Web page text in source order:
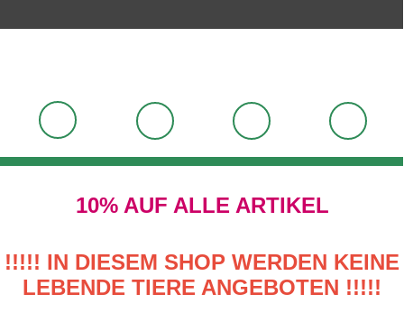
10% AUF ALLE ARTIKEL
!!!!! IN DIESEM SHOP WERDEN KEINE
LEBENDE TIERE ANGEBOTEN !!!!!